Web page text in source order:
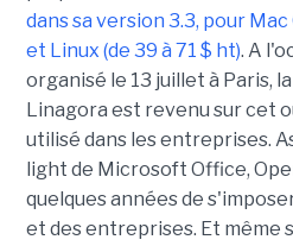
dans sa version 3.3, pour
et Linux (de 39 à 71 $ ht). A
organisé le 13 juillet à Paris,
Linagora est revenu sur cet
utilisé dans les entreprises.
light de Microsoft Office,
quelques années de
et des entreprises. Et même